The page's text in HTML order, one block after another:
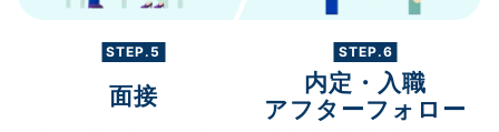
STEP.5
面接
STEP.6
内定・入職
アフターフォロー